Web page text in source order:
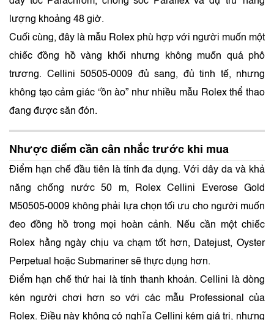
lượng khoảng 48 giờ.
Cuối cùng, đây là mẫu Rolex phù hợp với người muốn một
chiếc đồng hồ vàng khối nhưng không muốn quá phô
trương. Cellini 50505-0009 đủ sang, đủ tinh tế, nhưng
không tạo cảm giác “ồn ào” như nhiều mẫu Rolex thể thao
đang được săn đón.
Nhược điểm cần cân nhắc trước khi mua
Điểm hạn chế đầu tiên là tính đa dụng. Với dây da và khả
năng chống nước 50 m, Rolex Cellini Everose Gold
M50505-0009 không phải lựa chọn tối ưu cho người muốn
đeo đồng hồ trong mọi hoàn cảnh. Nếu cần một chiếc
Rolex hằng ngày chịu va chạm tốt hơn, Datejust, Oyster
Perpetual hoặc Submariner sẽ thực dụng hơn.
Điểm hạn chế thứ hai là tính thanh khoản. Cellini là dòng
kén người chơi hơn so với các mẫu Professional của
Rolex. Điều này không có nghĩa Cellini kém giá trị, nhưng